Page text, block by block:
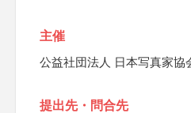
主催
公益社団法人 日本写真家協
提出先・問合先